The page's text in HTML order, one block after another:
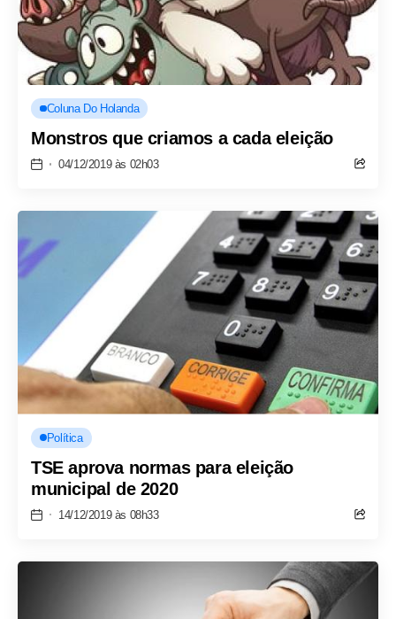
Coluna Do Holanda
Monstros que criamos a cada eleição
04/12/2019 às 02h03
Política
TSE aprova normas para eleição
municipal de 2020
14/12/2019 às 08h33